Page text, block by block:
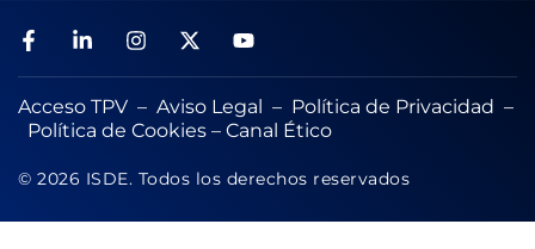
Acceso TPV – Aviso Legal – Política de Privacidad –
Política de Cookies – Canal Ético
© 2026 ISDE. Todos los derechos reservados